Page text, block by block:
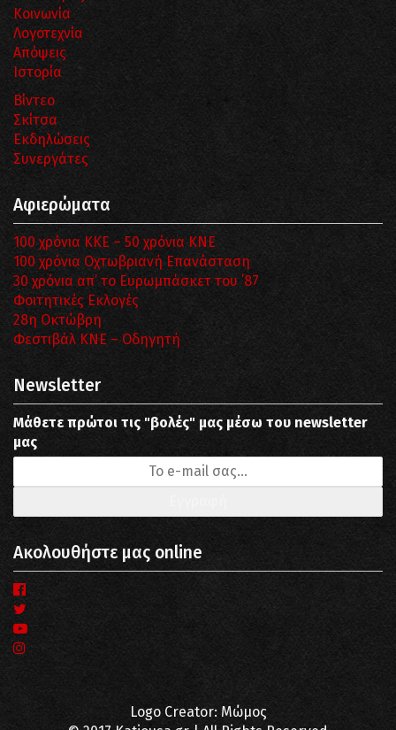
Κοινωνία
Λογοτεχνία
Απόψεις
Ιστορία
Βίντεο
Σκίτσα
Εκδηλώσεις
Συνεργάτες
Αφιερώματα
100 χρόνια ΚΚΕ – 50 χρόνια ΚΝΕ
100 χρόνια Οχτωβριανή Επανάσταση
30 χρόνια απ’ το Ευρωμπάσκετ του ΄87
Φοιτητικές Εκλογές
28η Οκτώβρη
Φεστιβάλ ΚΝΕ – Οδηγητή
Newsletter
Μάθετε πρώτοι τις "βολές" μας μέσω του newsletter
μας
Ακολουθήστε μας online
Logo Creator: Μώμος